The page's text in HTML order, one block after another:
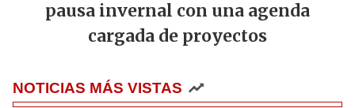
pausa invernal con una agenda
cargada de proyectos
NOTICIAS MÁS VISTAS